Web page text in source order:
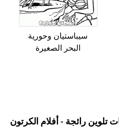
سيباستيان وحورية
البحر الصغيرة
تلوين رائجة - أفلام الكرتون